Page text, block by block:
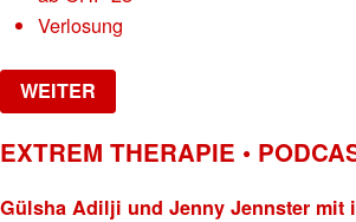
Verlosung
WEITER
EXTREM THERAPIE •
Gülsha Adilji und Jenny Jennster mit